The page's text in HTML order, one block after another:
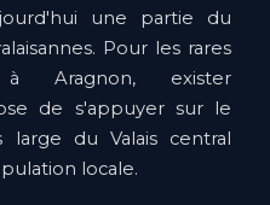
une partie du
Pour les rares
à Aragnon, exister
de s'appuyer sur le
large du Valais central
locale.